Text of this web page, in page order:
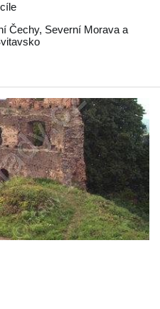
Čechy, Severní Morava a